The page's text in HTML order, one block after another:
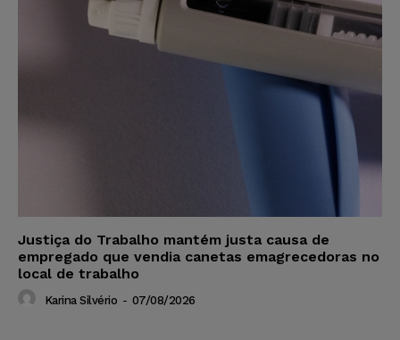
Justiça do Trabalho mantém justa causa de
empregado que vendia canetas emagrecedoras no
local de trabalho
Karina Silvério - 07/08/2026